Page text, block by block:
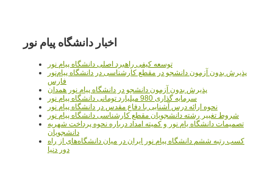
اخبار دانشگاه پیام نور
توسعه کیفی راهبرد اصلی دانشگاه پیام نور
پذیرش بدون آزمون دانشجو در مقطع کارشناسی در دانشگاه پیام‌نور
فارس
پذیرش بدون آزمون دانشجو در دانشگاه پیام نور همدان
سرمایه گذاری 980 میلیارد تومانی دانشگاه پیام نور
نحوه ارائه درس آشنایی با دفاع مقدس در دانشگاه پیام نور
شروط تغییر رشته دانشجویان مقطع کارشناسی دانشگاه پیام نور
تصمیمات دانشگاه یام نور و کمیته امداد درباره نحوه پرداخت شهریه
دانشجویان
کسب رتبه ششم دانشگاه پیام نور ایران در میان دانشگاه‌های از راه
دور دنیا